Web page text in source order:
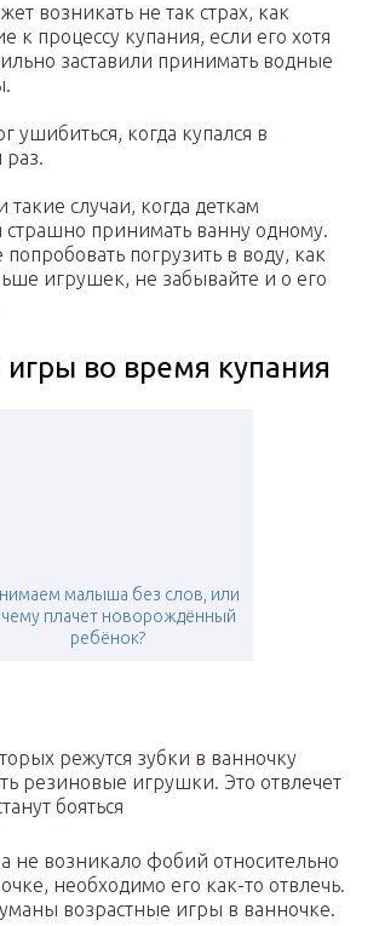
возникать не так страх, как
к процессу купания, если его хотя
заставили принимать водные
ушибиться, когда купался в
раз.
такие случаи, когда деткам
страшно принимать ванну одному.
погрузить в воду, как
игрушек, не забывайте и о его
во время купания
малыша без слов, или
плачет новорождённый
ребёнок?
режутся зубки в ванночку
резиновые игрушки. Это отвлечет
бояться
не возникало фобий относительно
необходимо его как-то отвлечь.
возрастные игры в ванночке.